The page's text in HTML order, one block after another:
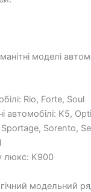
моделі
Rio, Forte, Soul
автомобілі: K5,
Sorento,
люкс: K900
модельний